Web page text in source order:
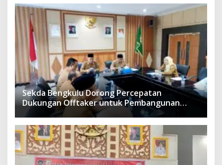
Sekda Bengkulu Dorong Percepatan
Dukungan Offtaker untuk Pembangunan
TPST Regional